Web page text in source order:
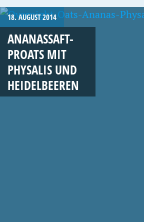
18. AUGUST 2014
ANANASSAFT-
PROATS MIT
PHYSALIS UND
HEIDELBEEREN